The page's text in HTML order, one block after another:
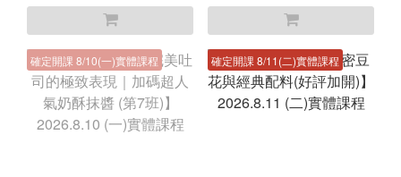
確定開課 8/10(一)實體課程 確定開課 8/11(二)實體課程